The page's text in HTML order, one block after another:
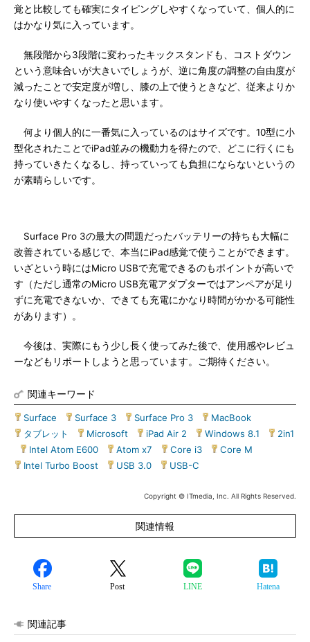
覚と比較しても確実にタイピングしやすくなっていて、個人的に
はかなり気に入っています。
無段階から3段階に変わったキックスタンドも、コストダウン
という意味合いが大きいでしょうが、逆に角度の調整の自由度が
減ったことで安定度が増し、膝の上で使うときなど、従来よりか
なり使いやすくなったと思います。
何より個人的に一番気に入っているのはサイズです。10型に小
型化されたことでiPad並みの機動力を得たので、どこに行くにも
持っていきたくなるし、持っていっても負担にならないというの
が素晴らしいです。
Surface Pro 3の最大の問題だったバッテリーの持ちも大幅に
改善されている感じで、本当にiPad感覚で使うことができます。
いざという時にはMicro USBで充電できるのもポイントが高いで
す（ただし通常のMicro USB充電アダプターではアンペアが足り
ずに充電できないか、できても充電にかなり時間がかかる可能性
があります）。
今後は、実際にもう少し長く使ってみた後で、使用感やレビュ
ーなどもリポートしようと思っています。ご期待ください。
関連キーワード
Surface Surface 3 Surface Pro 3 MacBook
タブレット
Microsoft iPad Air 2 Windows 8.1
2in1
Intel Atom E600 Atom x7 Core i3 Core M
Intel Turbo Boost
USB 3.0 USB-C
Copyright © ITmedia, Inc. All Rights Reserved.
関連情報
Share Post LINE Hatena
関連記事